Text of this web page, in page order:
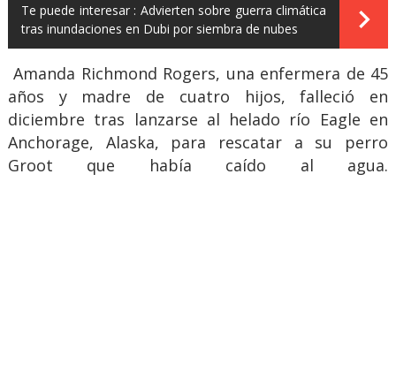
Te puede interesar : Advierten sobre guerra climática
tras inundaciones en Dubi por siembra de nubes
Amanda Richmond Rogers, una enfermera de 45
años y madre de cuatro hijos, falleció en
diciembre tras lanzarse al helado río Eagle en
Anchorage, Alaska, para rescatar a su perro
Groot que había caído al agua.